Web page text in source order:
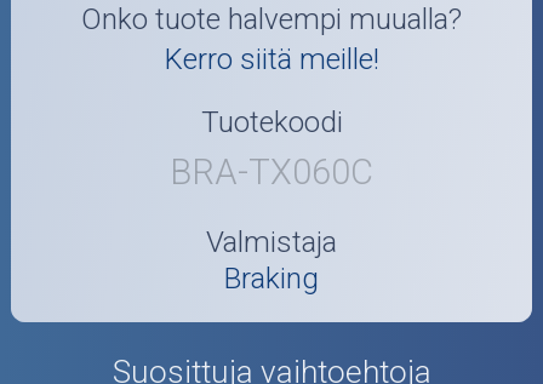
Onko tuote halvempi muualla?
Kerro siitä meille!
Tuotekoodi
BRA-TX060C
Valmistaja
Braking
Suosittuja vaihtoehtoja